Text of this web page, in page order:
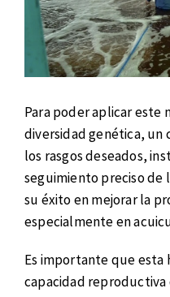
Para poder aplicar
diversidad genética,
los rasgos deseados,
seguimiento preciso de
su éxito en mejorar la
especialmente en
Es importante que esta
capacidad reproductiva